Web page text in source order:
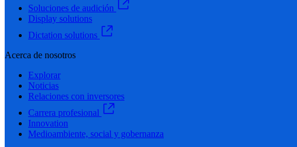
Soluciones de audición
Display solutions
Dictation solutions
Acerca de nosotros
Explorar
Noticias
Relaciones con inversores
Carrera profesional
Innovation
Medioambiente, social y gobernanza